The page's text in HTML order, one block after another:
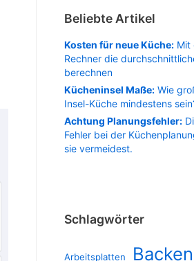
Beliebte Artikel
Kosten für neue Küche: Mit
Rechner die
berechnen
Kücheninsel Maße: Wie
Insel-Küche mindestens
Achtung Planungsfehler:
Fehler bei der
sie vermeidest.
Schlagwörter
Arbeitsplatten Backen